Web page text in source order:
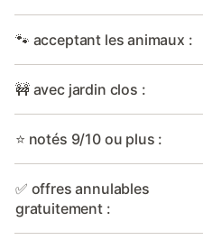
🐾 acceptant les animaux :
🚧 avec jardin clos :
⭐ notés 9/10 ou plus :
✅ offres annulables
gratuitement :